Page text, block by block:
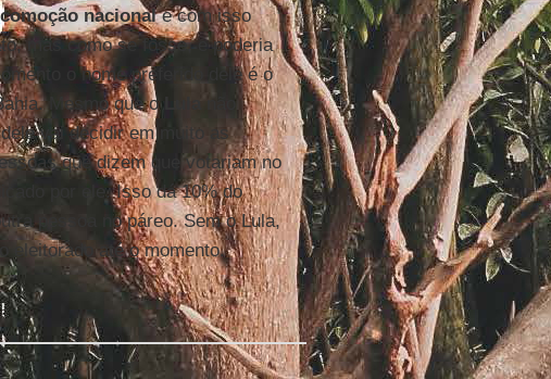
comoção nacionale com isso
mas como se fosse, e poderia
o nome preferido dele é o
Mesmo que o
não
vai decidir em muito as
que dizem que votariam no
por ele. Isso dá 10% do
pessoa no páreo. Sem o Lula,
eleitorado até o momento.